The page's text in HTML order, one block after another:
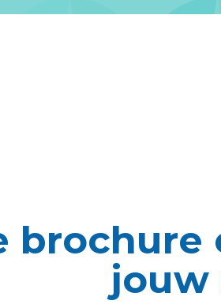
brochure
jouw